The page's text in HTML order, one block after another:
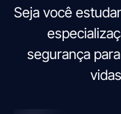
Seja você
segurança